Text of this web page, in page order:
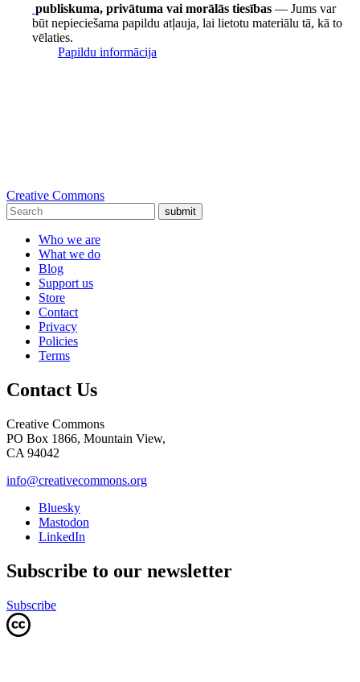
publiskuma, privātuma vai morālās tiesības — Jums var
būt nepieciešama papildu atļauja, lai lietotu materiālu tā, kā to
vēlaties.
Papildu informācija
Creative Commons
submit
Who we are
What we do
Blog
Support us
Store
Contact
Privacy
Policies
Terms
Contact Us
Creative Commons
PO Box 1866, Mountain View,
CA 94042
info@creativecommons.org
Bluesky
Mastodon
LinkedIn
Subscribe to our newsletter
Subscribe